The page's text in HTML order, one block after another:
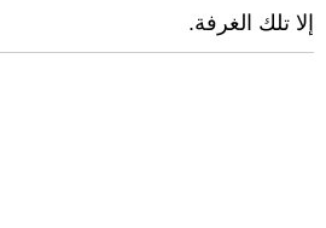
إلا تلك الغرفة.